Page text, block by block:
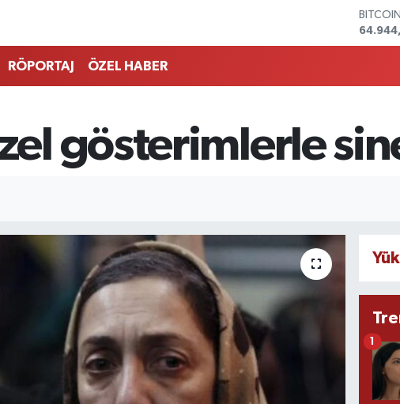
DOLAR
EURO
6660.55
13.779
RÖPORTAJ ÖZEL HABER
gösterimlerle
1